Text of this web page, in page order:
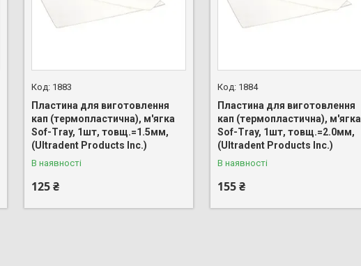
1883
Пластина для виготовлення
кап (термопластична), м'ягка
Sof-Tray, 1шт, товщ.=1.5мм,
(Ultradent Products Inc.)
В наявності
125 ₴
1884
Пластина для виготовлення
кап (термопластична), м'ягка
Sof-Tray, 1шт, товщ.=2.0мм,
(Ultradent Products Inc.)
В наявності
155 ₴